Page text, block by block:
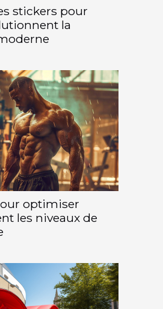
stickers pour
la
optimiser
les niveaux de